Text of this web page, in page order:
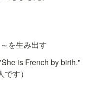
を生み出す
is French by birth."
す）